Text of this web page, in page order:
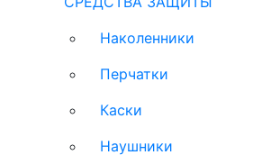
Наколенники
Перчатки
Каски
Наушники